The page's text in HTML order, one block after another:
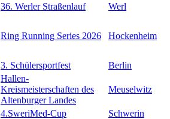
36. Werler Straßenlauf Werl
Ring Running Series 2026 Hockenheim
3. Schülersportfest Berlin
Hallen-
Kreismeisterschaften des
Altenburger Landes
Meuselwitz
4.SweriMed-Cup
Schwerin